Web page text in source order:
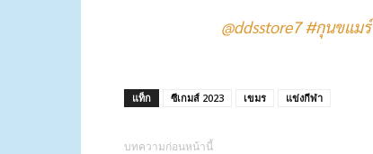
@ddsstore7 #กุนขแมร์
แท็ก ซีเกมส์ 2023 เขมร แข่งกีฬา
บทความก่อนหน้านี้